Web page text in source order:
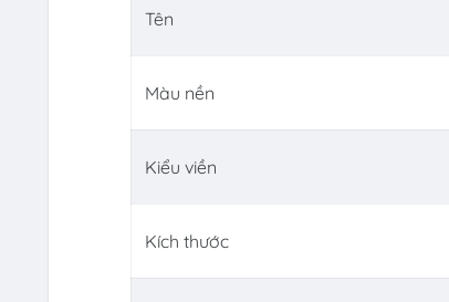
Tên
Màu nền
Kiểu viền
Kích thước